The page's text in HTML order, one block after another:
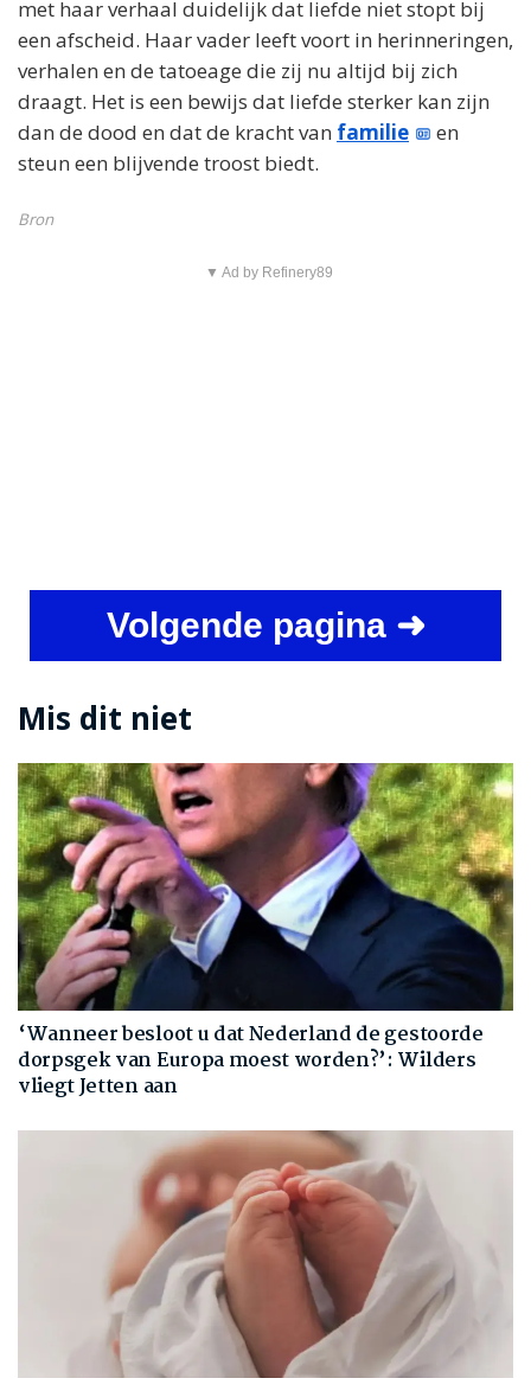
met haar verhaal duidelijk dat liefde niet stopt bij
een afscheid. Haar vader leeft voort in herinneringen,
verhalen en de tatoeage die zij nu altijd bij zich
draagt. Het is een bewijs dat liefde sterker kan zijn
dan de dood en dat de kracht van familie
en
steun een blijvende troost biedt.
Bron
▼ Ad by Refinery89
Volgende pagina ➜
Mis dit niet
‘Wanneer besloot u dat Nederland de gestoorde
dorpsgek van Europa moest worden?’: Wilders
vliegt Jetten aan